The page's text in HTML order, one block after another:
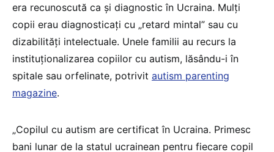
era recunoscută ca și diagnostic în Ucraina. Mulți
copii erau diagnosticați cu „retard mintal” sau cu
dizabilități intelectuale. Unele familii au recurs la
instituționalizarea copiilor cu autism, lăsându-i în
spitale sau orfelinate, potrivit autism parenting
magazine.
„Copilul cu autism are certificat în Ucraina. Primesc
bani lunar de la statul ucrainean pentru fiecare copil